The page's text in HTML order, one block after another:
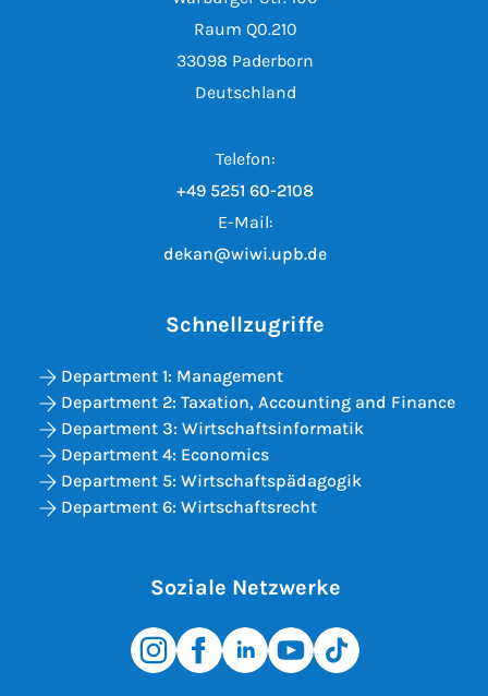
Raum Q0.210
33098 Paderborn
Deutschland
Telefon:
+49 5251 60-2108
E-Mail:
dekan@wiwi.upb.de
Schnellzugriffe
Department 1: Management
Department 2: Taxation, Accounting and Finance
Department 3: Wirtschaftsinformatik
Department 4: Economics
Department 5: Wirtschaftspädagogik
Department 6: Wirtschaftsrecht
Soziale Netzwerke